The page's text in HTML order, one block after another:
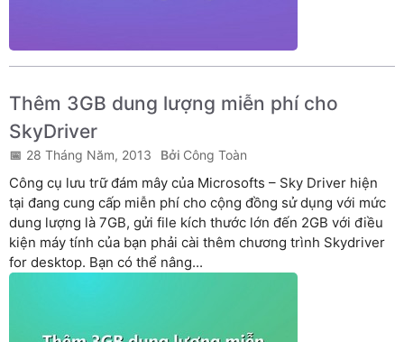
Thêm 3GB dung lượng miễn phí cho
SkyDriver
28 Tháng Năm, 2013 Công Toàn
Công cụ lưu trữ đám mây của Microsofts – Sky Driver hiện
tại đang cung cấp miễn phí cho cộng đồng sử dụng với mức
dung lượng là 7GB, gửi file kích thước lớn đến 2GB với điều
kiện máy tính của bạn phải cài thêm chương trình Skydriver
for desktop. Bạn có thể nâng...